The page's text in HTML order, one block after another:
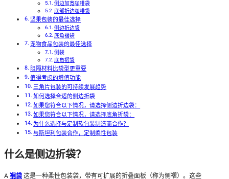
侧边加宽咖啡袋
底部折边咖啡袋
坚果包装的最佳选择
侧边折边袋
底角褶袋
宠物食品包装的最佳选择
侧袋
底角褶袋
阻隔材料比袋型更重要
值得考虑的增值功能
三角片包装的可持续发展趋势
如何选择合适的侧边折袋
如果您符合以下情况，请选择侧边折边袋：
如果您符合以下情况，请选择底角折袋：
为什么选择与定制软包装制造商合作？
与斯坦利包装合作，定制柔性包装
什么是侧边折袋？
A裥袋这是一种柔性包装袋，带有可扩展的折叠面板（称为侧褶）。这些